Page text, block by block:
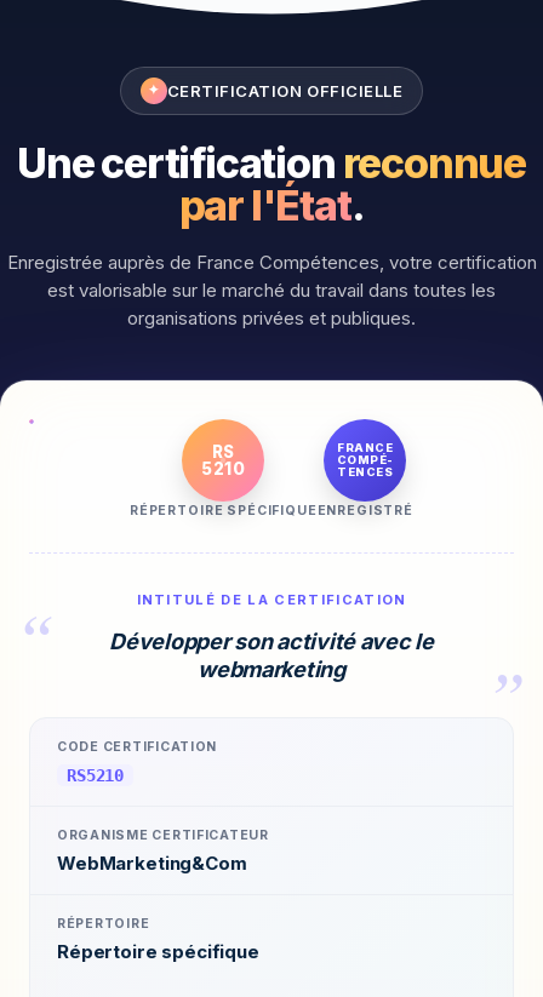
✦ CERTIFICATION OFFICIELLE
Une certification reconnue
par l'État.
Enregistrée auprès de France Compétences, votre certification
est valorisable sur le marché du travail dans toutes les
organisations privées et publiques.
RS
5210
RÉPERTOIRE SPÉCIFIQUE
FRANCE
COMPÉ-
TENCES
ENREGISTRÉ
INTITULÉ DE LA CERTIFICATION
Développer son activité avec le
webmarketing
CODE CERTIFICATION
RS5210
ORGANISME CERTIFICATEUR
WebMarketing&Com
RÉPERTOIRE
Répertoire spécifique